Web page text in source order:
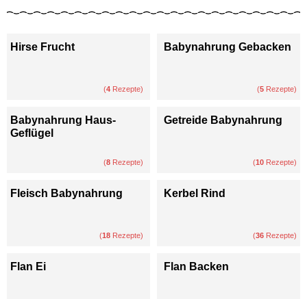
Hirse Frucht
(4 Rezepte)
Babynahrung Gebacken
(5 Rezepte)
Babynahrung Haus-
Geflügel
(8 Rezepte)
Getreide Babynahrung
(10 Rezepte)
Fleisch Babynahrung
(18 Rezepte)
Kerbel Rind
(36 Rezepte)
Flan Ei Flan Backen